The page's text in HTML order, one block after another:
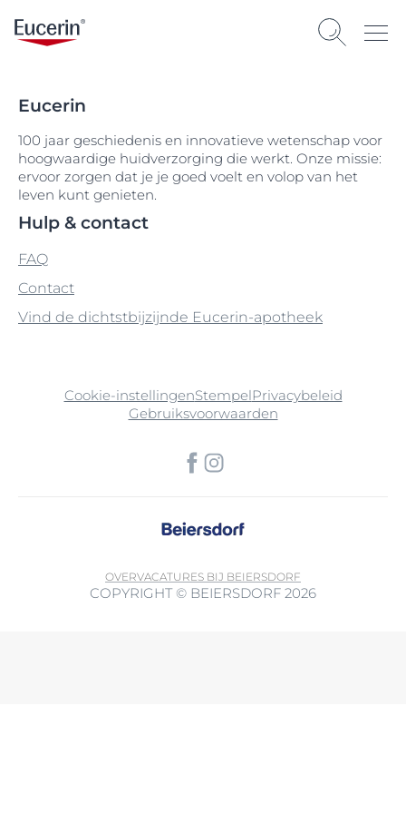
Eucerin
100 jaar geschiedenis en innovatieve wetenschap voor
hoogwaardige huidverzorging die werkt. Onze missie:
ervoor zorgen dat je je goed voelt en volop van het
leven kunt genieten.
Hulp & contact
FAQ
Contact
Vind de dichtstbijzijnde Eucerin-apotheek
Cookie-instellingenStempelPrivacybeleid
Gebruiksvoorwaarden
OVERVACATURES BIJ BEIERSDORF
COPYRIGHT © BEIERSDORF 2026